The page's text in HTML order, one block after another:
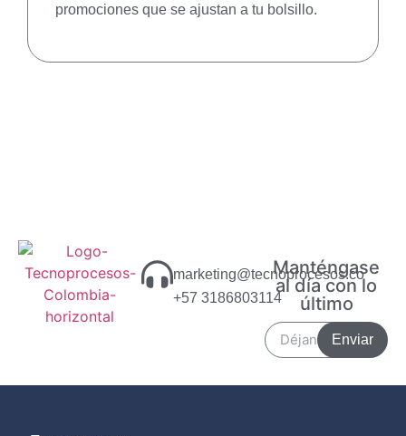
promociones que se ajustan a tu bolsillo.
marketing@tecnoprocesos.co
+57 3186803114
Manténgase
al día con lo
último
Enviar